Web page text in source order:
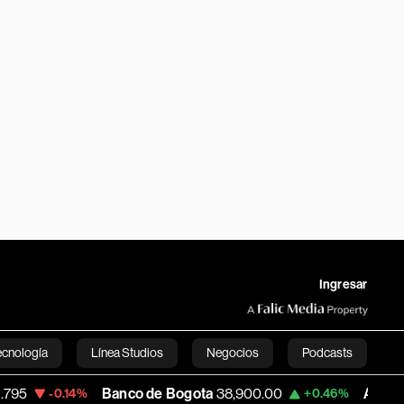
Ingresar
Línea Studios Negocios Podcasts
English
Banco de Bogota 38,900.00 +0.46% Apple 313.305